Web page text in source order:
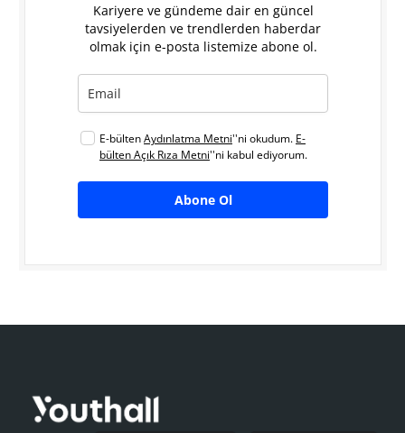
Kariyere ve gündeme dair en güncel
tavsiyelerden ve trendlerden haberdar
olmak için e-posta listemize abone ol.
E-bültenAydınlatma Metni''ni okudum. E-
bülten Açık Rıza Metni''ni kabul ediyorum.
Abone Ol